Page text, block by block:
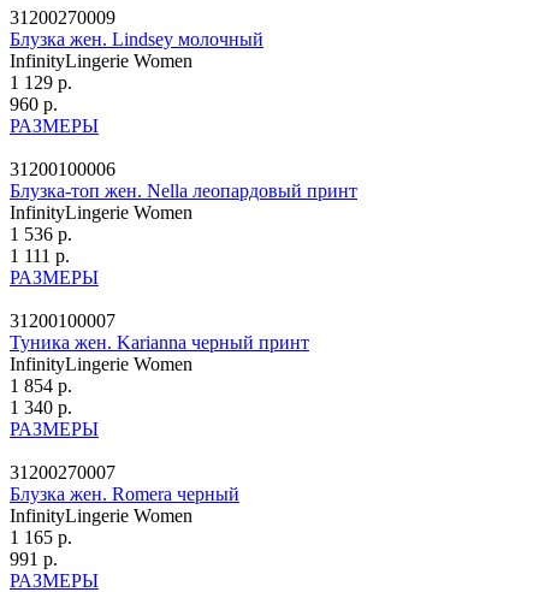
31200270009
Блузка жен. Lindsey молочный
InfinityLingerie Women
1 129 р.
960 р.
РАЗМЕРЫ
31200100006
Блузка-топ жен. Nella леопардовый принт
InfinityLingerie Women
1 536 р.
1 111 р.
РАЗМЕРЫ
31200100007
Туника жен. Karianna черный принт
InfinityLingerie Women
1 854 р.
1 340 р.
РАЗМЕРЫ
31200270007
Блузка жен. Romera черный
InfinityLingerie Women
1 165 р.
991 р.
РАЗМЕРЫ